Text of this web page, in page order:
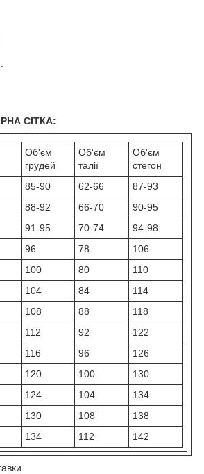
СІТКА:
Об'єм
грудей
Об'єм
талії
Об'єм
стегон
85-90 62-66
87-93
88-92 66-70
90-95
91-95 70-74
94-98
96 78
106
100 80
110
104 84
114
108 88
118
112 92
122
116 96
126
120 100
130
124 104
134
130 108
138
134 112 142